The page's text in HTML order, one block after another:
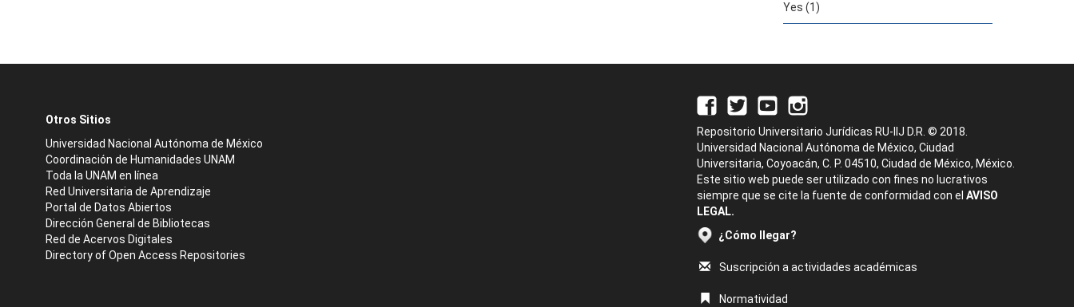
Yes (1)
Otros Sitios
Universidad Nacional Autónoma de México
Coordinación de Humanidades UNAM
Toda la UNAM en línea
Red Universitaria de Aprendizaje
Portal de Datos Abiertos
Dirección General de Bibliotecas
Red de Acervos Digitales
Directory of Open Access Repositories
Repositorio Universitario Jurídicas RU-IIJ D.R. © 2018.
Universidad Nacional Autónoma de México, Ciudad
Universitaria, Coyoacán, C. P. 04510, Ciudad de México, México.
Este sitio web puede ser utilizado con fines no lucrativos
siempre que se cite la fuente de conformidad con el AVISO
LEGAL.
¿Cómo llegar?
Suscripción a actividades académicas
Normatividad